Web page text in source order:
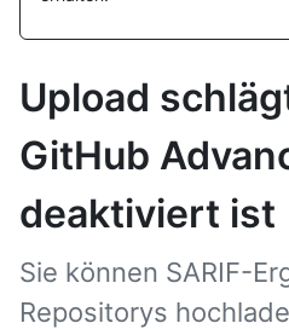
Upload
GitHub
deaktiviert ist
Sie können SARIF-
Repositorys